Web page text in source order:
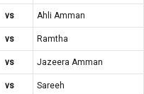
vs
Ahli Amman
vs
Ramtha
vs
Jazeera Amman
vs Sareeh